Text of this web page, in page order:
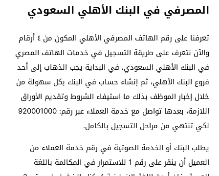
المصرفي في البنك الأهلي السعودي
تعرفنا على رقم الهاتف المصرفي الأهلي المكون من ٤ أرقام
والآن نتعرف على طريقة التسجيل في خدمات الهاتف المصري
في البنك الأهلي السعودي، في البداية يجب الذهاب إلى أحد
فروع البنك الأهلي، ثم إنشاء حساب في البنك بكل سهولة من
خلال إخبار الموظف بذلك ما استيفاء الشروط وتقديم الأوراق
اللازمة، بعدها تواصل مع خدمة العملاء عبر رقم: 920001000
لكي تنتهي من مراحل التسجيل بالكامل.
يطلب البنك أو الخدمة الصوتية في رقم خدمة العملاء من
العميل أن ينقر على رقم 1 للاستمرار في المكالمة باللغة